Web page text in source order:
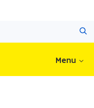
Menu